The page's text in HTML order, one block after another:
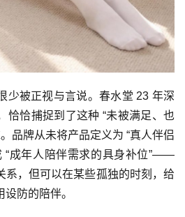
少被正视与言说。春水堂 23 年深
恰恰捕捉到了这种 “未被满足、也
品牌从未将产品定义为 “真人伴侣
“成年人陪伴需求的具身补位”——
系，但可以在某些孤独的时刻，给
防的陪伴。